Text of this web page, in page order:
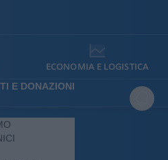
ECONOMIA E LOGISTICA
E DONAZIONI